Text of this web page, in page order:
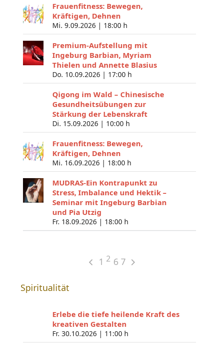
Frauenfitness: Bewegen,
Kräftigen, Dehnen
Mi. 9.09.2026 | 18:00 h
Premium-Aufstellung mit
Ingeburg Barbian, Myriam
Thielen und Annette Blasius
Do. 10.09.2026 | 17:00 h
Qigong im Wald – Chinesische
Gesundheitsübungen zur
Stärkung der Lebenskraft
Di. 15.09.2026 | 10:00 h
Frauenfitness: Bewegen,
Kräftigen, Dehnen
Mi. 16.09.2026 | 18:00 h
MUDRAS-Ein Kontrapunkt zu
Stress, Imbalance und Hektik –
Seminar mit Ingeburg Barbian
und Pia Utzig
Fr. 18.09.2026 | 18:00 h
1 2 6 7
Spiritualität
Erlebe die tiefe heilende Kraft des
kreativen Gestalten
Fr. 30.10.2026 | 11:00 h